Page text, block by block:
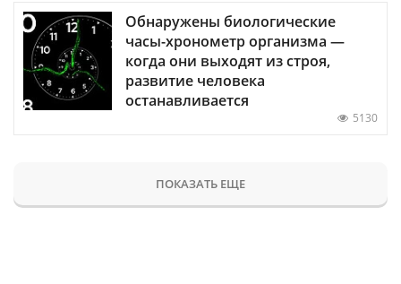
Обнаружены биологические
часы-хронометр организма —
когда они выходят из строя,
развитие человека
останавливается
5130
ПОКАЗАТЬ ЕЩЕ